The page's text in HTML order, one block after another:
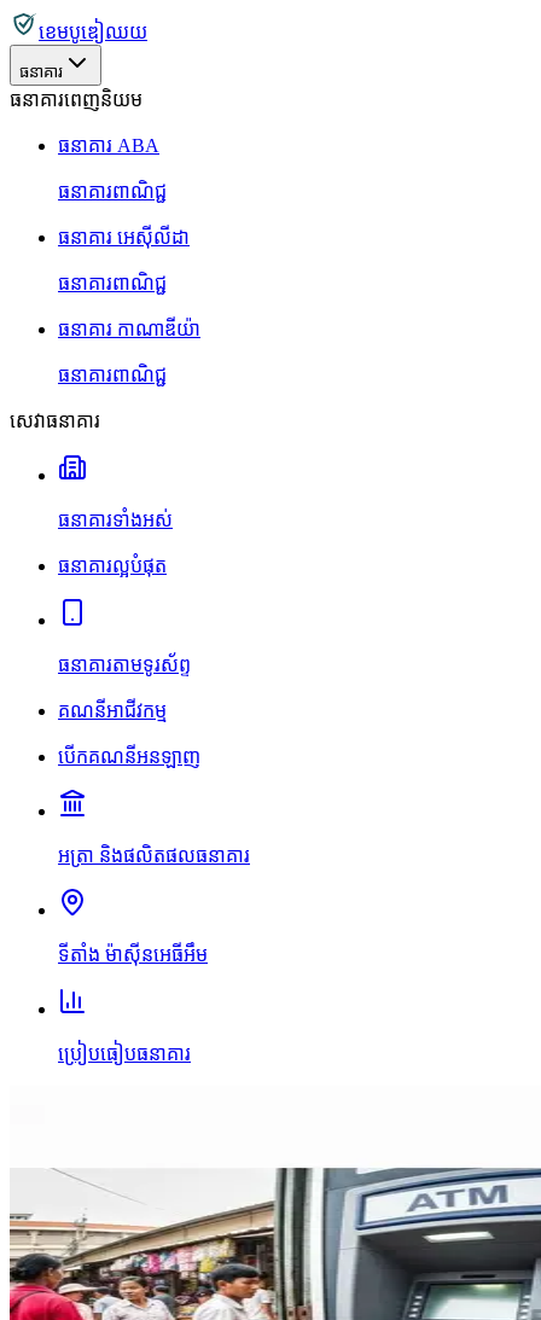
ខេមបូឌៀឈយ
ធនាគារ
ធនាគារពេញនិយម
ធនាគារ ABA
ធនាគារពាណិជ្ជ
ធនាគារ អេស៊ីលីដា
ធនាគារពាណិជ្ជ
ធនាគារ កាណាឌីយ៉ា
ធនាគារពាណិជ្ជ
សេវាធនាគារ
ធនាគារទាំងអស់
ធនាគារល្អបំផុត
ធនាគារតាមទូរស័ព្ទ
គណនីអាជីវកម្ម
បើកគណនីអនឡាញ
អត្រា និងផលិតផលធនាគារ
ទីតាំង ម៉ាស៊ីនអេធីអឹម
ប្រៀបធៀបធនាគារ